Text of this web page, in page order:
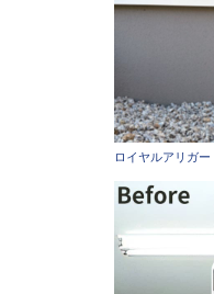
ロイヤルアリガー